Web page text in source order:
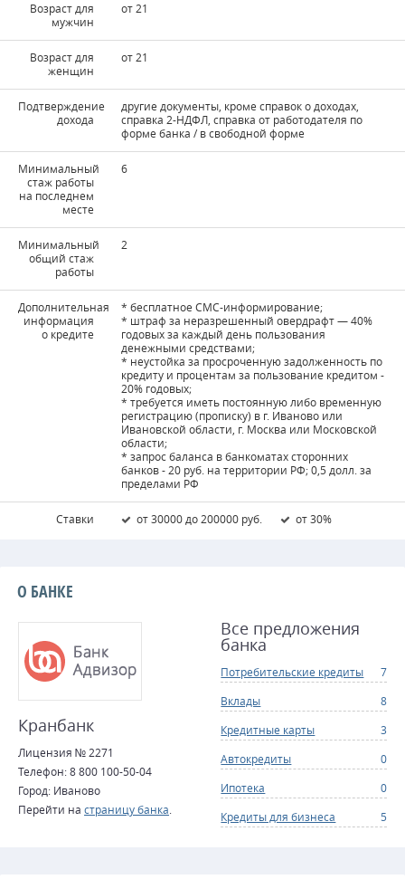
Возраст для
мужчин
от 21
Возраст для
женщин
от 21
Подтверждение
дохода
другие документы, кроме справок о доходах,
справка 2-НДФЛ, справка от работодателя по
форме банка / в свободной форме
Минимальный
стаж работы
на последнем
месте
6
Минимальный
общий стаж
работы
2
Дополнительная
информация
о кредите
* бесплатное СМС-информирование;
* штраф за неразрешенный овердрафт — 40%
годовых за каждый день пользования
денежными средствами;
* неустойка за просроченную задолженность по
кредиту и процентам за пользование кредитом -
20% годовых;
* требуется иметь постоянную либо временную
регистрацию (прописку) в г. Иваново или
Ивановской области, г. Москва или Московской
области;
* запрос баланса в банкоматах сторонних
банков - 20 руб. на территории РФ; 0,5 долл. за
пределами РФ
Ставки от 30000 до 200000 руб. от 30%
О БАНКЕ
Кранбанк
Лицензия № 2271
Телефон: 8 800 100-50-04
Город: Иваново
Перейти на страницу банка
Все предложения
банка
Потребительские кредиты
7
Вклады
8
Кредитные карты
3
Автокредиты
0
Ипотека
0
Кредиты для бизнеса
5